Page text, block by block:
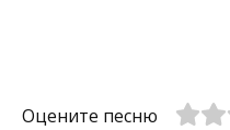
Оцените песню